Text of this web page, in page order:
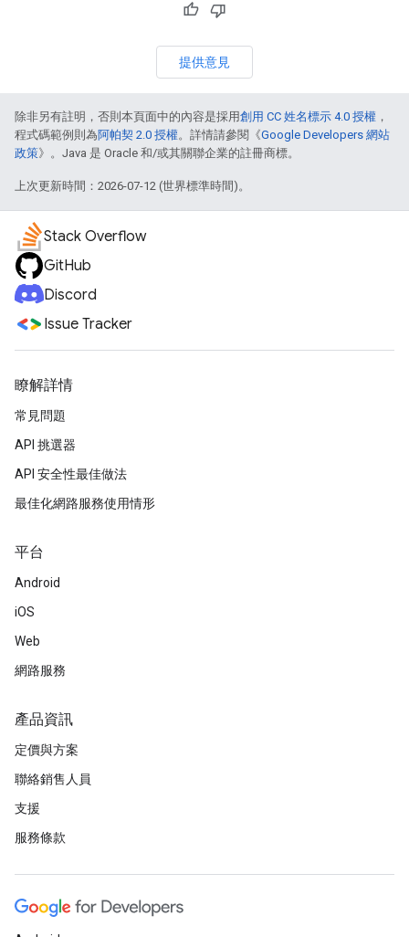
提供意見
除非另有註明，否則本頁面中的內容是採用創用 CC 姓名標示 4.0 授權 ，
程式碼範例則為阿帕契 2.0 授權。詳情請參閱《Google Developers 網站
政策》。Java 是 Oracle 和/或其關聯企業的註冊商標。
上次更新時間：2026-07-12 (世界標準時間)。
Stack Overflow
GitHub
Discord
Issue Tracker
瞭解詳情
常見問題
API 挑選器
API 安全性最佳做法
最佳化網路服務使用情形
平台
Android
iOS
Web
網路服務
產品資訊
定價與方案
聯絡銷售人員
支援
服務條款